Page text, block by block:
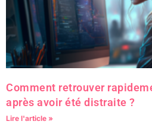
Comment retrouver
après avoir été distraite ?
Lire l'article »